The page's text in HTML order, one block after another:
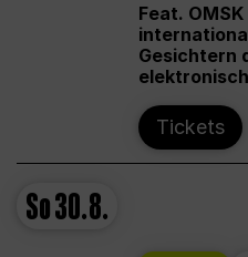
Feat.
Gesichtern
Tickets
So30.8.